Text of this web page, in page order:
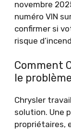
novembre
numéro VIN
confirmer si
risque
Comment
le
Chrysler
solution. Une
propriétaires,